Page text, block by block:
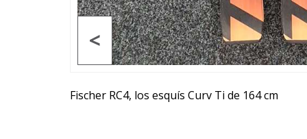
<
Fischer RC4, los esquís Curv Ti de 164 cm